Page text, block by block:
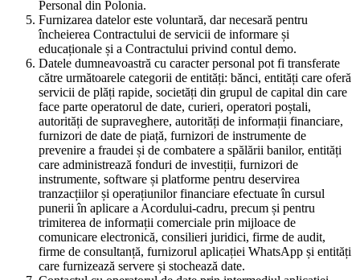
Personal din Polonia.
Furnizarea datelor este voluntară, dar necesară pentru
încheierea Contractului de servicii de informare și
educaționale și a Contractului privind contul demo.
Datele dumneavoastră cu caracter personal pot fi transferate
către următoarele categorii de entități: bănci, entități care oferă
servicii de plăți rapide, societăți din grupul de capital din care
face parte operatorul de date, curieri, operatori poștali,
autorități de supraveghere, autorități de informații financiare,
furnizori de date de piață, furnizori de instrumente de
prevenire a fraudei și de combatere a spălării banilor, entități
care administrează fonduri de investiții, furnizori de
instrumente, software și platforme pentru deservirea
tranzacțiilor și operațiunilor financiare efectuate în cursul
punerii în aplicare a Acordului-cadru, precum și pentru
trimiterea de informații comerciale prin mijloace de
comunicare electronică, consilieri juridici, firme de audit,
firme de consultanță, furnizorul aplicației WhatsApp și entități
care furnizează servere și stochează date.